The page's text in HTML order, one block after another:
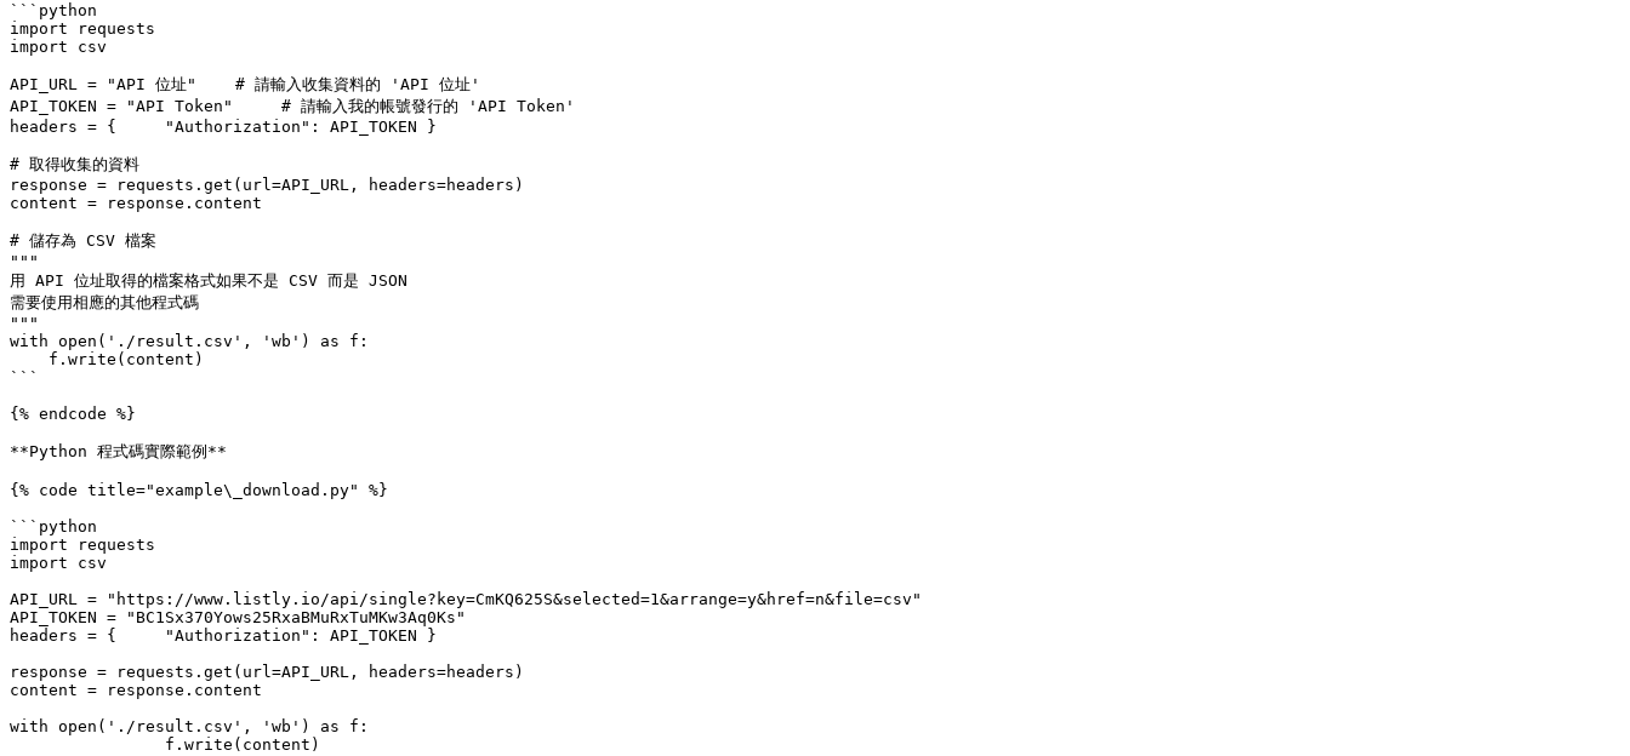
```python
import requests
import csv
API_URL = "API 位址"    # 請輸入收集資料的 'API 位址'
API_TOKEN = "API Token"     # 請輸入我的帳號發行的 'API Token'
headers = {	"Authorization": API_TOKEN }
# 取得收集的資料
response = requests.get(url=API_URL, headers=headers)
content = response.content
# 儲存為 CSV 檔案
"""
用 API 位址取得的檔案格式如果不是 CSV 而是 JSON
需要使用相應的其他程式碼
"""
with open('./result.csv', 'wb') as f:
```
{% endcode %}
**Python 程式碼實際範例**
{% code title="example\_download.py" %}
```python
import requests
import csv
API_URL = "https://www.listly.io/api/single?key=CmKQ625S&selected=1&arrange=y&href=n&file=csv"
API_TOKEN = "BC1Sx370Yows25RxaBMuRxTuMKw3Aq0Ks"
headers = {	"Authorization": API_TOKEN }
response = requests.get(url=API_URL, headers=headers)
content = response.content
with open('./result.csv', 'wb') as f: